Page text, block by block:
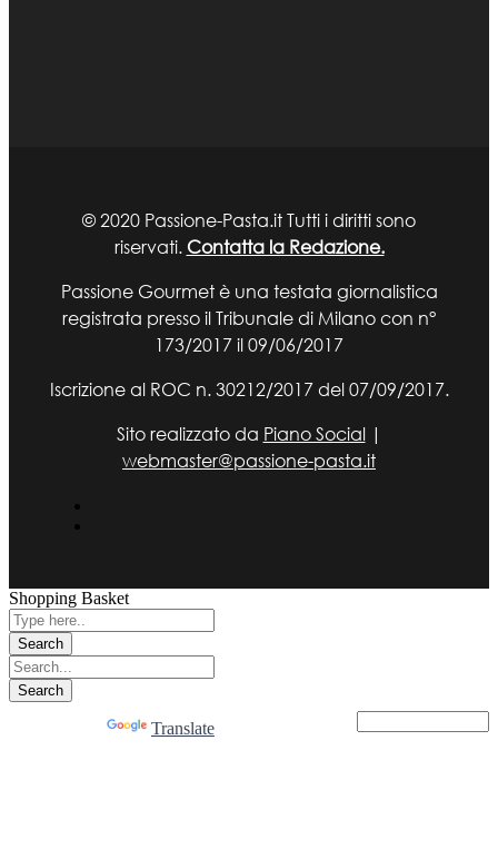
© 2020 Passione-Pasta.it Tutti i diritti sono
riservati. Contatta la Redazione.
Passione Gourmet è una testata giornalistica
registrata presso il Tribunale di Milano con n°
173/2017 il 09/06/2017
Iscrizione al ROC n. 30212/2017 del 07/09/2017.
Sito realizzato da Piano Social|
webmaster@passione-pasta.it
Shopping Basket
Translate